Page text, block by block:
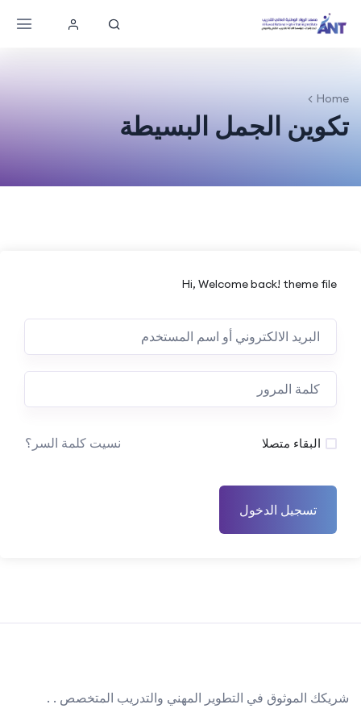
Home
تكوين الجمل البسيطة
Hi, Welcome back! theme file
البقاء متصلا نسيت كلمة السر؟
تسجيل الدخول
شريكك الموثوق في التطوير المهني والتدريب المتخصص . .